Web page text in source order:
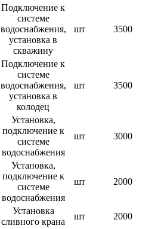
Подключение к
системе
водоснабжения,
установка в
скважину
шт 3500
Подключение к
системе
водоснабжения,
установка в
колодец
шт 3500
Установка,
подключение к
системе
водоснабжения
шт 3000
Установка,
подключение к
системе
водоснабжения
шт 2000
Установка
сливного крана
шт 2000